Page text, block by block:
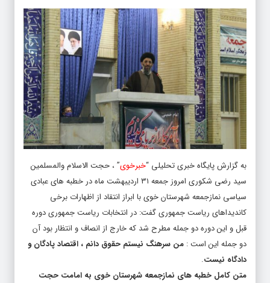
به گزارش پایگاه خبری تحلیلی “خبرخوی” ، حجت الاسلام والمسلمین
سید رضی شکوری امروز جمعه ۳۱ اردیبهشت ماه در خطبه های عبادی
سیاسی نمازجمعه شهرستان خوی با ابراز انتقاد از اظهارات برخی
کاندیداهای ریاست جمهوری گفت: در انتخابات ریاست جمهوری دوره
قبل و این دوره دو جمله مطرح شد که خارج از انصاف و انتظار بود آن
دو جمله این است :من سرهنگ نیستم حقوق دانم ، اقتصاد پادگان و
دادگاه نیست.
متن کامل خطبه های نمازجمعه شهرستان خوی به امامت حجت
الاسلام والمسلمین سید رضی شکوری به شرح زیر است: